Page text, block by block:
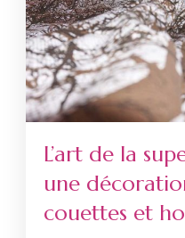
L’art de la
une
couettes et